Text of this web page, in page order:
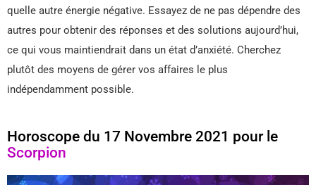
quelle autre énergie négative. Essayez de ne pas dépendre des
autres pour obtenir des réponses et des solutions aujourd’hui,
ce qui vous maintiendrait dans un état d’anxiété. Cherchez
plutôt des moyens de gérer vos affaires le plus
indépendamment possible.
Horoscope du 17 Novembre 2021 pour le
Scorpion